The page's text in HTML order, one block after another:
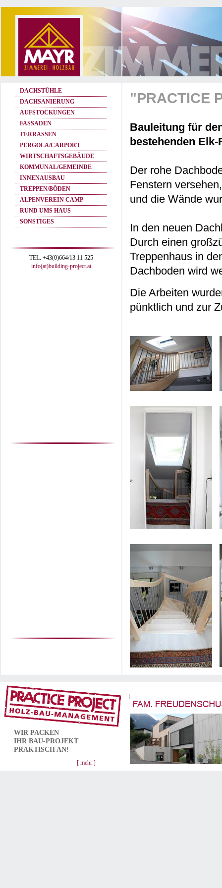
DACHSTÜHLE
DACHSANIERUNG
AUFSTOCKUNGEN
FASSADEN
TERRASSEN
PERGOLA/CARPORT
WIRTSCHAFTSGEBÄUDE
KOMMUNAL/GEMEINDE
INNENAUSBAU
TREPPEN/BÖDEN
ALPENVEREIN CAMP
RUND UMS HAUS
SONSTIGES
TEL. +43(0)664/13 11 525
info(at)building-project.at
"PRACTICE
Bauleitung für
bestehenden
Der rohe
Fenstern
und die Wände
In den neuen
Durch einen
Treppenhaus in
Dachboden wird
Die Arbeiten
pünktlich und zur
WIR PACKEN
IHR BAU-PROJEKT
PRAKTISCH AN!
[ mehr ]